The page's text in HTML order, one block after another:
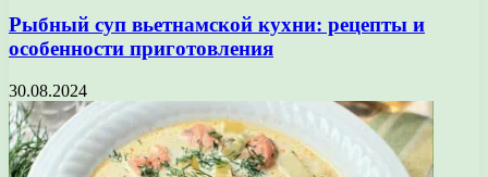
Рыбный суп вьетнамской кухни: рецепты и
особенности приготовления
30.08.2024